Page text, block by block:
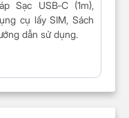
Sạc USB‑C (1m),
cụ lấy SIM, Sách
dẫn sử dụng.